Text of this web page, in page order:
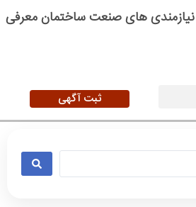
نیازمندی های صنعت ساختمان معرفی
ثبت آگهی